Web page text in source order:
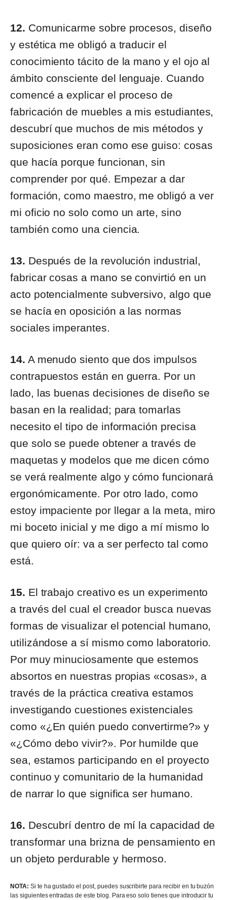
12. Comunicarme sobre procesos, diseño
y estética me obligó a traducir el
conocimiento tácito de la mano y el ojo al
ámbito consciente del lenguaje. Cuando
comencé a explicar el proceso de
fabricación de muebles a mis estudiantes,
descubrí que muchos de mis métodos y
suposiciones eran como ese guiso: cosas
que hacía porque funcionan, sin
comprender por qué. Empezar a dar
formación, como maestro, me obligó a ver
mi oficio no solo como un arte, sino
también como una ciencia.
13. Después de la revolución industrial,
fabricar cosas a mano se convirtió en un
acto potencialmente subversivo, algo que
se hacía en oposición a las normas
sociales imperantes.
14. A menudo siento que dos impulsos
contrapuestos están en guerra. Por un
lado, las buenas decisiones de diseño se
basan en la realidad; para tomarlas
necesito el tipo de información precisa
que solo se puede obtener a través de
maquetas y modelos que me dicen cómo
se verá realmente algo y cómo funcionará
ergonómicamente. Por otro lado, como
estoy impaciente por llegar a la meta, miro
mi boceto inicial y me digo a mí mismo lo
que quiero oír: va a ser perfecto tal como
está.
15. El trabajo creativo es un experimento
a través del cual el creador busca nuevas
formas de visualizar el potencial humano,
utilizándose a sí mismo como laboratorio.
Por muy minuciosamente que estemos
absortos en nuestras propias «cosas», a
través de la práctica creativa estamos
investigando cuestiones existenciales
como «¿En quién puedo convertirme?» y
«¿Cómo debo vivir?». Por humilde que
sea, estamos participando en el proyecto
continuo y comunitario de la humanidad
de narrar lo que significa ser humano.
16. Descubrí dentro de mí la capacidad de
transformar una brizna de pensamiento en
un objeto perdurable y hermoso.
NOTA: Si te ha gustado el post, puedes suscribirte para recibir en tu buzón
las siguientes entradas de este blog. Para eso solo tienes que introducir tu